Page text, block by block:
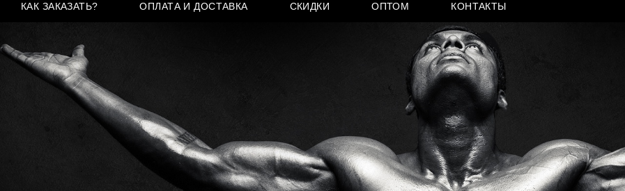
КАК ЗАКАЗАТЬ? ОПЛАТА И ДОСТАВКА СКИДКИ ОПТОМ КОНТАКТЫ